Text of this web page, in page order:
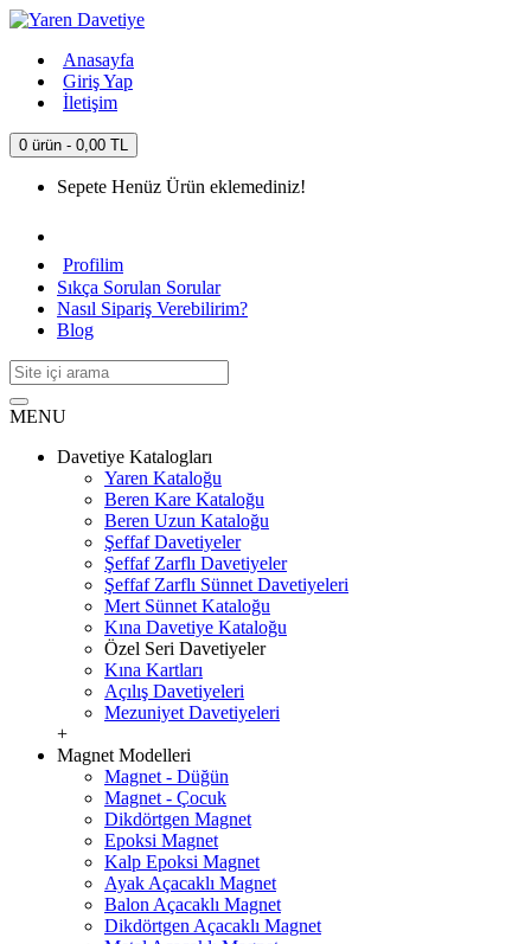
Anasayfa
Giriş Yap
İletişim
0 ürün - 0,00 TL
Sepete Henüz Ürün eklemediniz!
Profilim
Sıkça Sorulan Sorular
Nasıl Sipariş Verebilirim?
Blog
MENU
Davetiye Katalogları
Yaren Kataloğu
Beren Kare Kataloğu
Beren Uzun Kataloğu
Şeffaf Davetiyeler
Şeffaf Zarflı Davetiyeler
Şeffaf Zarflı Sünnet Davetiyeleri
Mert Sünnet Kataloğu
Kına Davetiye Kataloğu
Özel Seri Davetiyeler
Kına Kartları
Açılış Davetiyeleri
Mezuniyet Davetiyeleri
+
Magnet Modelleri
Magnet - Düğün
Magnet - Çocuk
Dikdörtgen Magnet
Epoksi Magnet
Kalp Epoksi Magnet
Ayak Açacaklı Magnet
Balon Açacaklı Magnet
Dikdörtgen Açacaklı Magnet